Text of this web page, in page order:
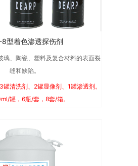
8型着色渗透探伤剂
璃、陶瓷、塑料及复合材料的表面裂
缝和缺陷。
清洗剂、2罐显像剂、1罐渗透剂。
罐，6瓶/套，8套/箱。